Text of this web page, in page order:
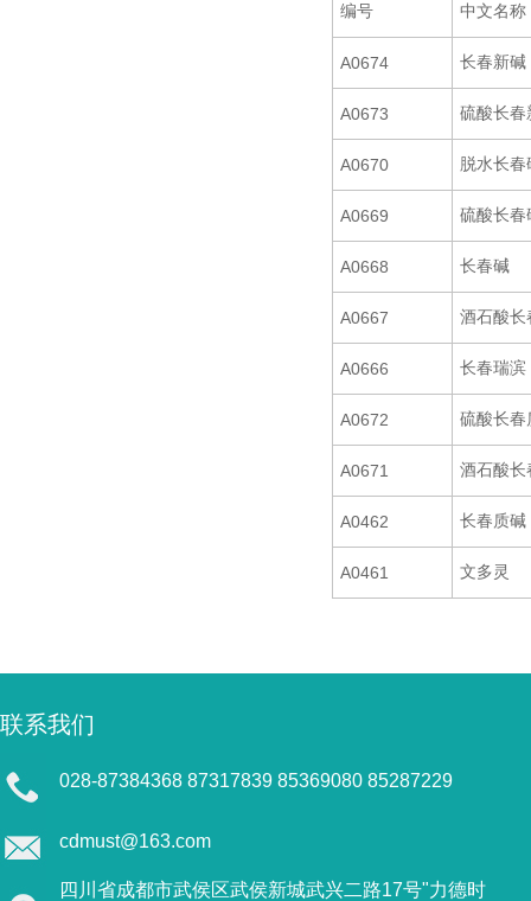
编号 中文名称
A0674 长春新碱
A0673 硫酸长春
A0670 脱水长春
A0669 硫酸长春
A0668 长春碱
A0667 酒石酸长
A0666 长春瑞滨
A0672 硫酸长春
A0671 酒石酸长
A0462 长春质碱
A0461 文多灵
联系我们
028-87384368 87317839 85369080 85287229
cdmust@163.com
四川省成都市武侯区武侯新城武兴二路17号"力德时